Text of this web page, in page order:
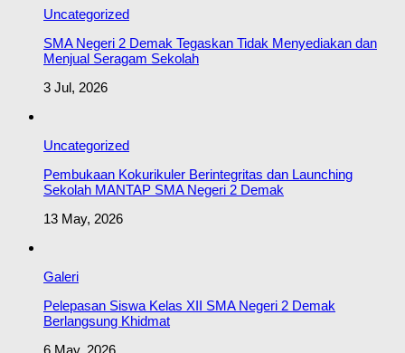
Uncategorized
SMA Negeri 2 Demak Tegaskan Tidak Menyediakan dan
Menjual Seragam Sekolah
3 Jul, 2026
Uncategorized
Pembukaan Kokurikuler Berintegritas dan Launching
Sekolah MANTAP SMA Negeri 2 Demak
13 May, 2026
Galeri
Pelepasan Siswa Kelas XII SMA Negeri 2 Demak
Berlangsung Khidmat
6 May, 2026